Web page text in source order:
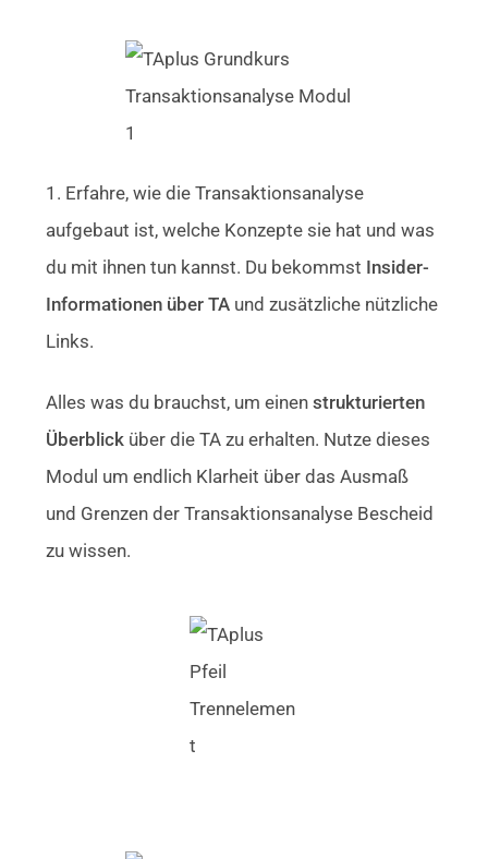
1. Erfahre, wie die Transaktionsanalyse
aufgebaut ist, welche Konzepte sie hat und was
du mit ihnen tun kannst. Du bekommst Insider-
Informationen über TA und zusätzliche nützliche
Links.
Alles was du brauchst, um einen strukturierten
Überblick über die TA zu erhalten. Nutze dieses
Modul um endlich Klarheit über das Ausmaß
und Grenzen der Transaktionsanalyse Bescheid
zu wissen.